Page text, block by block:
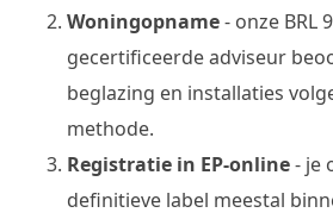
Woningopname- onze BRL
gecertificeerde adviseur
beglazing en installaties
methode.
Registratie in EP-online- je
definitieve label meestal